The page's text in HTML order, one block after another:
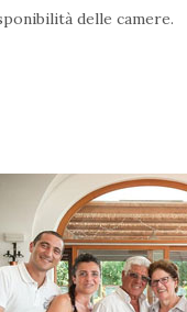
delle camere.